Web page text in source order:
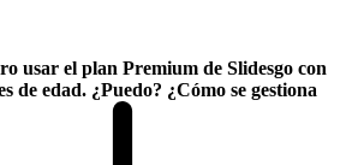
usar el plan Premium de Slidesgo con
de edad. ¿Puedo? ¿Cómo se gestiona